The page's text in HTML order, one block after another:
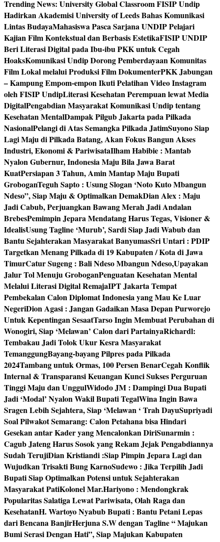
Trending News: University Global Classroom FISIP Undip
Hadirkan Akademisi University of Leeds Bahas Komunikasi
Lintas BudayaMahasiswa Pasca Sarjana UNDIP Pelajari
Kajian Film Kontekstual dan Berbasis EstetikaFISIP UNDIP
Beri Literasi Digital pada Ibu-ibu PKK untuk Cegah
HoaksKomunikasi Undip Dorong Pemberdayaan Komunitas
Film Lokal melalui Produksi Film DokumenterPKK Jabungan
– Kampung Empom-empon Ikuti Pelatihan Video Instagram
oleh FISIP UndipLiterasi Kesehatan Perempuan lewat Media
DigitalPengabdian Masyarakat Komunikasi Undip tentang
Kesehatan MentalDampak Pilgub Jakarta pada Pilkada
NasionalPelangi di Atas Semangka Pilkada JatimSuyono Siap
Lagi Maju di Pilkada Batang, Akan Fokus Bangun Akses
Industri, Ekonomi & PariwisataIlham Habibie : Mantab
Nyalon Gubernur, Indonesia Maju Bila Jawa Barat
KuatPersiapan 3 Tahun, Amin Mantap Maju Bupati
GroboganTeguh Sapto : Usung Slogan ‘Noto Kuto Mbangun
Ndeso”, Siap Maju & Optimalkan DemakDian Alex : Maju
Jadi Cabub, Perjuangkan Bawang Merah Jadi Andalan
BrebesPemimpin Jepara Mendatang Harus Tegas, Visioner &
IdealisUsung Tagline ‘Murub’, Sardi Siap Jadi Wabub dan
Bantu Sejahterakan Masyarakat BanyumasSri Untari : PDIP
Targetkan Menang Pilkada di 19 Kabupaten / Kota di Jawa
TimurCatur Sugeng : Bali Ndeso Mbangun Ndeso,Upayakan
Jalur Tol Menuju GroboganPenguatan Kesehatan Mental
Melalui Literasi Digital RemajaIPT Jakarta Tempat
Pembekalan Calon Diplomat Indonesia yang Mau Ke Luar
NegeriDion Agasi : Jangan Gadaikan Masa Depan Purworejo
Untuk Kepentingan SesaatTarso Ingin Membuat Perubahan di
Wonogiri, Siap ‘Melawan’ Calon dari PartainyaRichardl:
Tembakau Jadi Tolok Ukur Kesra Masyarakat
TemanggungBayang-bayang Pilpres pada Pilkada
2024Tambang untuk Ormas, 100 Persen BenarCegah Konflik
Internal & Transparansi Keuangan Kunci Sukses Perguruan
Tinggi Maju dan UnggulWidodo JM : Dampingi Dua Bupati
Jadi ‘Modal’ Nyalon Wakil Bupati TegalWina Ingin Bawa
Sragen Lebih Sejahtera, Siap ‘Melawan ‘ Trah DayuSupriyadi
Soal Pilwakot Semarang: Calon Petahana bisa Hindari
Gesekan antar Kader yang Mencalonkan DiriSunarmin :
Cagub Jateng Harus Sosok yang Rekam Jejak Pengabdiannya
Sudah TerujiDian Kristiandi :Siap Pimpin Jepara Lagi dan
Wujudkan Trisakti Bung KarnoSudewo : Jika Terpilih Jadi
Bupati Siap Optimalkan Potensi untuk Sejahterakan
Masyarakat PatiKolonel Mar.Hariyono : Mendongkrak
Popularitas Salatiga Lewat Pariwisata, Olah Raga dan
KesehatanH. Wartoyo Nyabub Bupati : Bantu Petani Lepas
dari Bencana BanjirHerjuna S.W dengan Tagline “ Majukan
Bumi Serasi Dengan Hati”, Siap Majukan Kabupaten